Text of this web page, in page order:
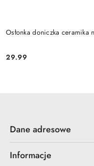
Osłonka doniczka ceramika
Cena:
29.99
Dane adresowe
Informacje